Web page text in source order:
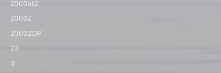
2000allZ
2000Z
2000ZDP
23
3